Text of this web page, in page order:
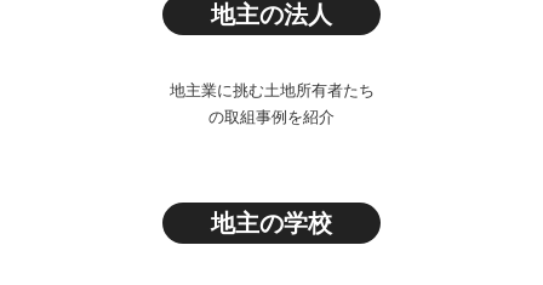
地主の法人
地主業に挑む土地所有者たち
の取組事例を紹介
地主の学校